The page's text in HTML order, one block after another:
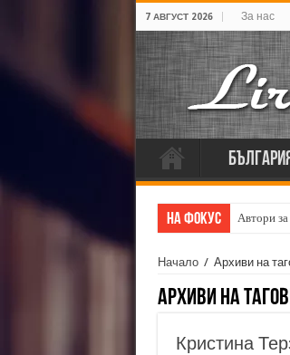
7 АВГУСТ 2026 За нас
На фокус Автори
Начало / Архиви на
Архиви на
Кристина